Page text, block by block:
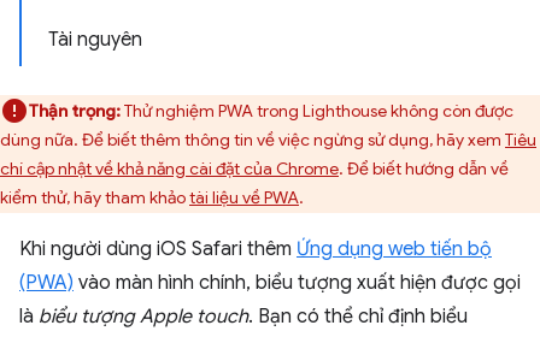
Tài nguyên
Thận trọng:Thử nghiệm PWA trong Lighthouse không còn được
dùng nữa. Để biết thêm thông tin về việc ngừng sử dụng, hãy xem Tiêu
chí cập nhật về khả năng cài đặt của Chrome. Để biết hướng dẫn về
kiểm thử, hãy tham khảotài liệu về PWA.
Khi người dùng iOS Safari thêm Ứng dụng web tiến bộ
(PWA) vào màn hình chính, biểu tượng xuất hiện được gọi
là biểu tượng Apple touch. Bạn có thể chỉ định biểu